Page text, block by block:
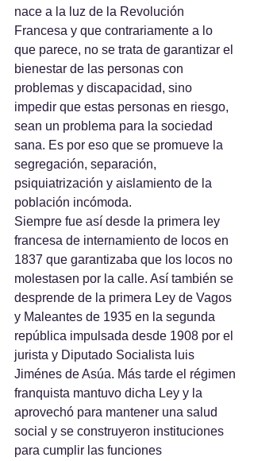
nace a la luz de la Revolución
Francesa y que contrariamente a lo
que parece, no se trata de garantizar el
bienestar de las personas con
problemas y discapacidad, sino
impedir que estas personas en riesgo,
sean un problema para la sociedad
sana. Es por eso que se promueve la
segregación, separación,
psiquiatrización y aislamiento de la
población incómoda.
Siempre fue así desde la primera ley
francesa de internamiento de locos en
1837 que garantizaba que los locos no
molestasen por la calle. Así también se
desprende de la primera Ley de Vagos
y Maleantes de 1935 en la segunda
república impulsada desde 1908 por el
jurista y Diputado Socialista luis
Jiménes de Asúa. Más tarde el régimen
franquista mantuvo dicha Ley y la
aprovechó para mantener una salud
social y se construyeron instituciones
para cumplir las funciones